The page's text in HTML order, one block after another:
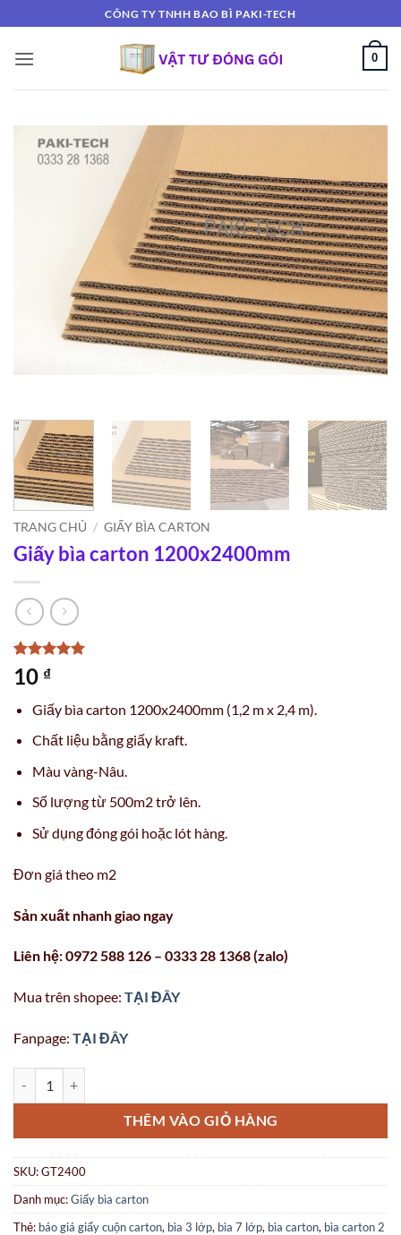
qua
nội
CÔNG TY TNHH BAO BÌ PAKI-TECH
0
TRANG CHỦ / GIẤY BÌA CARTON
Giấy bìa carton 1200x2400mm
5trên 5
dựa trên
1
10 ₫
Giấy bìa carton 1200x2400mm (1,2 m x 2,4 m).
Chất liệu bằng giấy kraft.
Màu vàng-Nâu.
Số lượng từ 500m2 trở lên.
Sử dụng đóng gói hoặc lót hàng.
Đơn giá theo m2
Sản xuất nhanh giao ngay
Liên hệ: 0972 588 126 – 0333 28 1368 (zalo)
Mua trên shopee: TẠI ĐÂY
Fanpage: TẠI ĐÂY
THÊM VÀO GIỎ HÀNG
SKU:GT2400
Danh mục:Giấy bìa carton
Thẻ: báo giá giấy cuộn carton, bìa 3 lớp, bìa 7 lớp, bìa carton, bìa carton 2